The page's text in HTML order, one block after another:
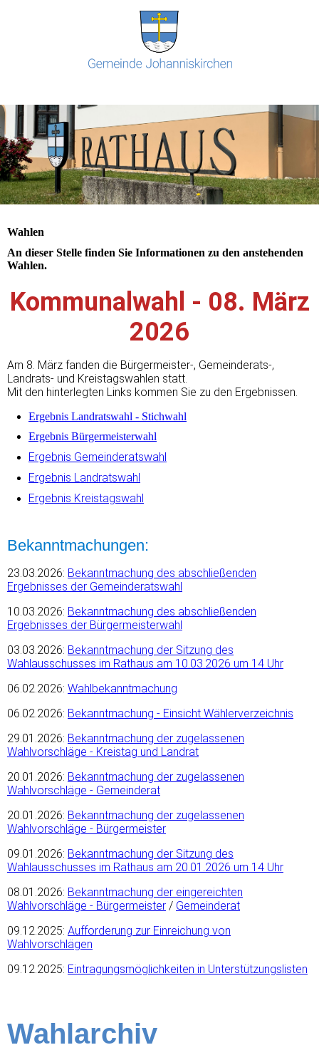
Wahlen
An dieser Stelle finden Sie Informationen zu den anstehenden
Wahlen.
Kommunalwahl - 08. März
2026
Am 8. März fanden die Bürgermeister-, Gemeinderats-,
Landrats- und Kreistagswahlen statt.
Mit den hinterlegten Links kommen Sie zu den Ergebnissen.
Ergebnis Landratswahl - Stichwahl
Ergebnis Bürgermeisterwahl
Ergebnis Gemeinderatswahl
Ergebnis Landratswahl
Ergebnis Kreistagswahl
Bekanntmachungen:
23.03.2026: Bekanntmachung des abschließenden
Ergebnisses der Gemeinderatswahl
10.03.2026: Bekanntmachung des abschließenden
Ergebnisses der Bürgermeisterwahl
03.03.2026: Bekanntmachung der Sitzung des
Wahlausschusses im Rathaus am 10.03.2026 um 14 Uhr
06.02.2026: Wahlbekanntmachung
06.02.2026: Bekanntmachung - Einsicht Wählerverzeichnis
29.01.2026: Bekanntmachung der zugelassenen
Wahlvorschläge - Kreistag und Landrat
20.01.2026: Bekanntmachung der zugelassenen
Wahlvorschläge - Gemeinderat
20.01.2026: Bekanntmachung der zugelassenen
Wahlvorschläge - Bürgermeister
09.01.2026: Bekanntmachung der Sitzung des
Wahlausschusses im Rathaus am 20.01.2026 um 14 Uhr
08.01.2026: Bekanntmachung der eingereichten
Wahlvorschläge - Bürgermeister / Gemeinderat
09.12.2025: Aufforderung zur Einreichung von
Wahlvorschlägen
09.12.2025: Eintragungsmöglichkeiten in Unterstützungslisten
Wahlarchiv